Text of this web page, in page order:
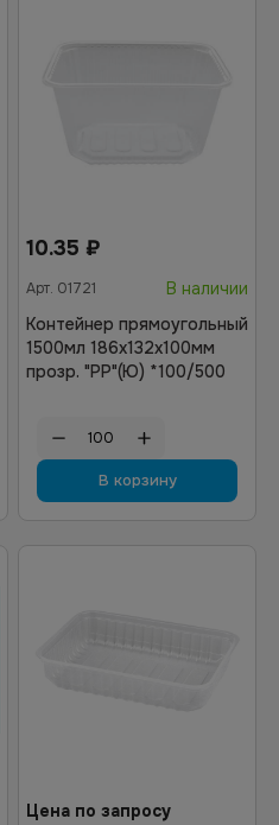
10.35 ₽
Арт. 01721
В наличии
Контейнер прямоугольный
1500мл 186х132х100мм
прозр. "РР"(Ю) *100/500
В корзину
Цена по запросу